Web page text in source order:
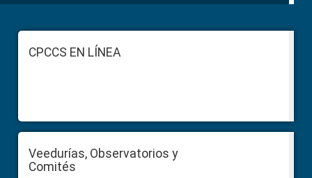
FooterCPCCS EN LÍNEA
Veedurías, Observatorios y
Comités